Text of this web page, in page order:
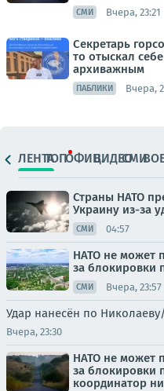
СМИ Вчера, 23:21
Секретарь
то отыскал
архиважным
ПАБЛИКИ Вчера,
ЛЕНТАТОПОФИЦ.ВИДЕОСМИ
Страны НАТО
Украину из-за
СМИ 04:57
НАТО не может
за блокировки
СМИ Вчера, 23:57
Удар нанесён по
Вчера, 23:30
НАТО не может
за блокировки
координатор